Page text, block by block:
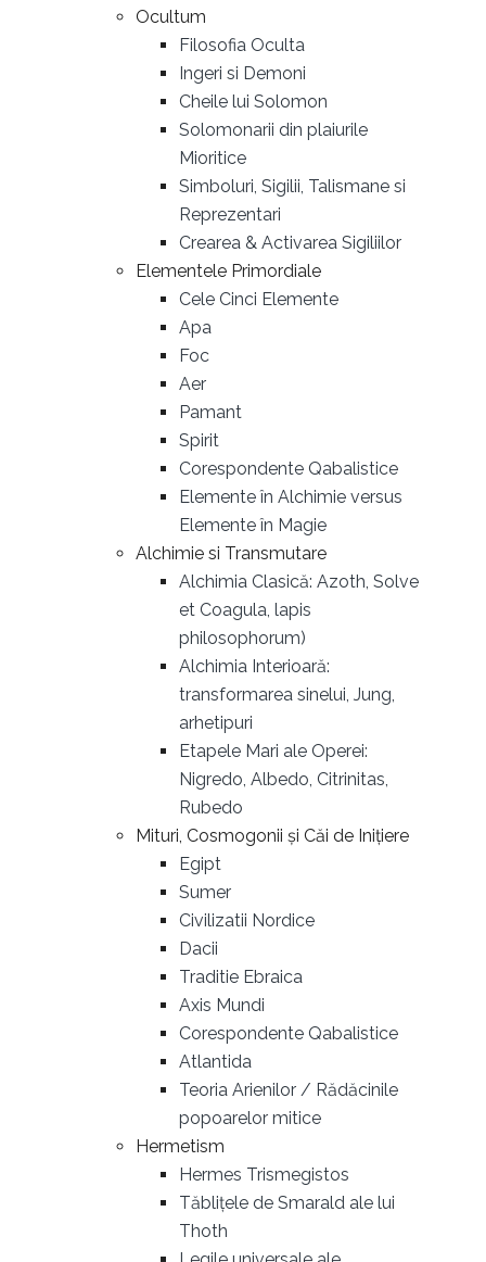
Ocultum
Filosofia Oculta
Ingeri si Demoni
Cheile lui Solomon
Solomonarii din plaiurile
Mioritice
Simboluri, Sigilii, Talismane si
Reprezentari
Crearea & Activarea Sigiliilor
Elementele Primordiale
Cele Cinci Elemente
Apa
Foc
Aer
Pamant
Spirit
Corespondente Qabalistice
Elemente în Alchimie versus
Elemente în Magie
Alchimie si Transmutare
Alchimia Clasică: Azoth, Solve
et Coagula, lapis
philosophorum)
Alchimia Interioară:
transformarea sinelui, Jung,
arhetipuri
Etapele Mari ale Operei:
Nigredo, Albedo, Citrinitas,
Rubedo
Mituri, Cosmogonii și Căi de Inițiere
Egipt
Sumer
Civilizatii Nordice
Dacii
Traditie Ebraica
Axis Mundi
Corespondente Qabalistice
Atlantida
Teoria Arienilor / Rădăcinile
popoarelor mitice
Hermetism
Hermes Trismegistos
Tăblițele de Smarald ale lui
Thoth